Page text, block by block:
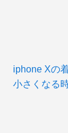
iphone Xの
小さくなる